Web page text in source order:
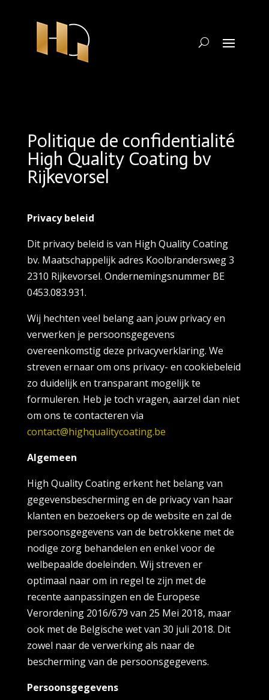
Politique de confidentialité
High Quality Coating bv
Rijkevorsel
Privacy beleid
Dit privacy beleid is van High Quality Coating
bv. Maatschappelijk adres Koolbrandersweg 3
2310 Rijkevorsel. Ondernemingsnummer BE
0453.083.931.
Wij hechten veel belang aan jouw privacy en
verwerken je persoonsgegevens
overeenkomstig deze privacyverklaring. We
streven ernaar om ons privacy- en cookiebeleid
zo duidelijk en transparant mogelijk te
formuleren. Heb je toch vragen, aarzel dan niet
om ons te contacteren via
contact@highqualitycoating.be
Algemeen
High Quality Coating erkent het belang van
gegevensbescherming en de privacy van haar
klanten en bezoekers op de website en zal de
persoonsgegevens van de betrokkene met de
nodige zorg behandelen en enkel voor de
welbepaalde doeleinden. Wij streven er
optimaal naar om in regel te zijn met de
recente aanpassingen en de Europese
Verordening 2016/679 van 25 Mei 2018, maar
ook met de Belgische wet van 30 juli 2018. Dit
zowel naar de verwerking als naar de
bescherming van de persoonsgegevens.
Persoonsgegevens